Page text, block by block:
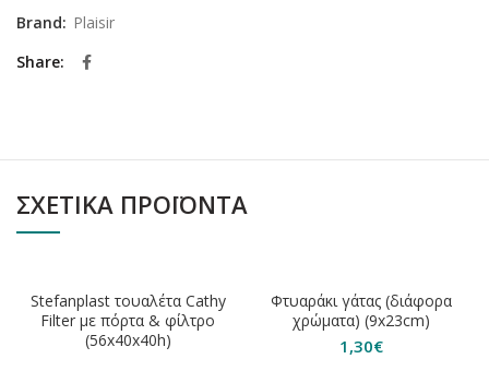
Brand: Plaisir
Share
ΣΧΕΤΙΚΆ ΠΡΟΪΌΝΤΑ
Stefanplast τουαλέτα Cathy
Filter με πόρτα & φίλτρο
(56x40x40h)
Φτυαράκι γάτας (διάφορα
χρώματα) (9x23cm)
1,30€